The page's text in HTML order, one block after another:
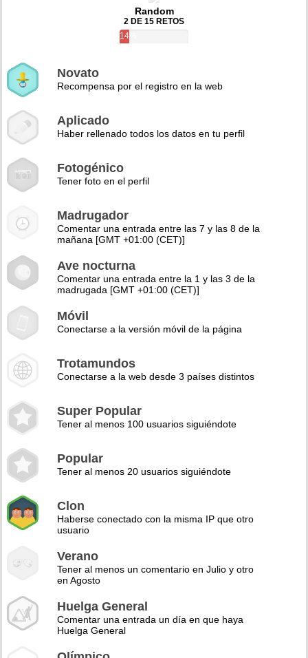
Random
2 DE 15 RETOS
14%
Novato
Recompensa por el registro en la web
Aplicado
Haber rellenado todos los datos en tu perfil
Fotogénico
Tener foto en el perfil
Madrugador
Comentar una entrada entre las 7 y las 8 de la
mañana [GMT +01:00 (CET)]
Ave nocturna
Comentar una entrada entre la 1 y las 3 de la
madrugada [GMT +01:00 (CET)]
Móvil
Conectarse a la versión móvil de la página
Trotamundos
Conectarse a la web desde 3 países distintos
Super Popular
Tener al menos 100 usuarios siguiéndote
Popular
Tener al menos 20 usuarios siguiéndote
Clon
Haberse conectado con la misma IP que otro
usuario
Verano
Tener al menos un comentario en Julio y otro
en Agosto
Huelga General
Comentar una entrada un día en que haya
Huelga General